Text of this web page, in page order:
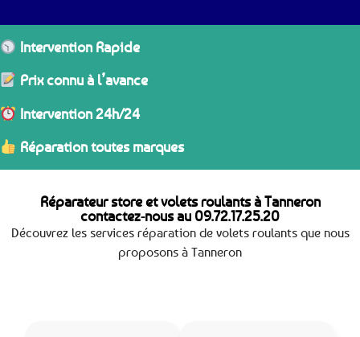
Intervention Rapide
Prix connu à l’avance
Intervention 24h/24
Réparation toutes marques
Réparateur store et volets roulants à Tanneron
contactez-nous au 09.72.17.25.20
Découvrez les services réparation de volets roulants que nous
proposons à Tanneron